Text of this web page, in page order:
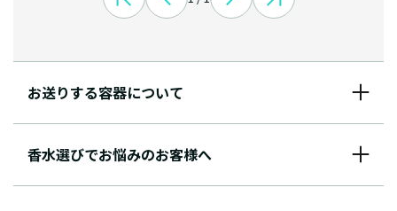
お送りする容器について
香水選びでお悩みのお客様へ